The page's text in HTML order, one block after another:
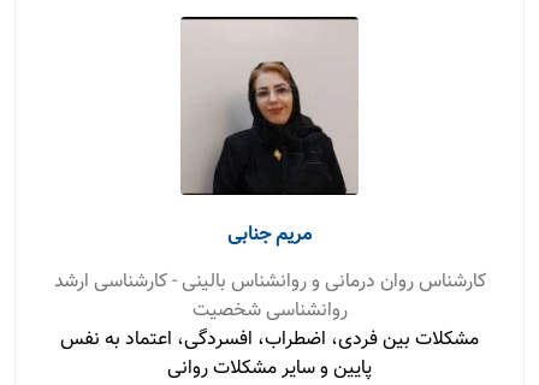
مریم جنابی
کارشناس روان درمانی و روانشناس بالینی - کارشناسی ارشد
روانشناسی شخصیت
مشکلات بین فردی، اضطراب، افسردگی، اعتماد به نفس
پایین و سایر مشکلات روانی